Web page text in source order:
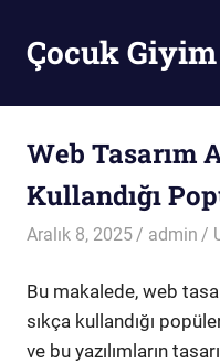
contentÇocuk
Mağazaları
Web Tasarım
Kullandığı
Aralık 8, 2025 admin
Bu makalede, web
sıkça kullandığı
ve bu yazılımların